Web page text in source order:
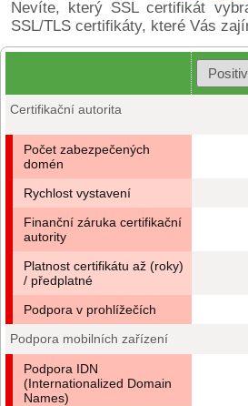
Nevíte, který SSL certifikát
SSL/TLS certifikáty, které Vás
Certifikační autorita
Počet zabezpečených
domén
Rychlost vystavení
Finanční záruka certifikační
autority
Platnost certifikátu až (roky)
/ předplatné
Podpora v prohlížečích
Podpora mobilních zařízení
Podpora IDN
(Internationalized Domain
Names)